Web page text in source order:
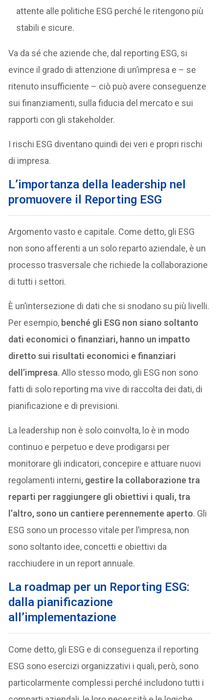
attente alle politiche ESG perché le ritengono più
stabili e sicure.
Va da sé che aziende che, dal reporting ESG, si
evince il grado di attenzione di un’impresa e – se
ritenuto insufficiente – ciò può avere conseguenze
sui finanziamenti, sulla fiducia del mercato e sui
rapporti con gli stakeholder.
I rischi ESG diventano quindi dei veri e propri rischi
di impresa.
L’importanza della leadership nel
promuovere il Reporting ESG
Argomento vasto e capitale. Come detto, gli ESG
non sono afferenti a un solo reparto aziendale, è un
processo trasversale che richiede la collaborazione
di tutti i settori.
È un’intersezione di dati che si snodano su più livelli.
Per esempio, benché gli ESG non siano soltanto
dati economici o finanziari, hanno un impatto
diretto sui risultati economici e finanziari
dell’impresa. Allo stesso modo, gli ESG non sono
fatti di solo reporting ma vive di raccolta dei dati, di
pianificazione e di previsioni.
La leadership non è solo coinvolta, lo è in modo
continuo e perpetuo e deve prodigarsi per
monitorare gli indicatori, concepire e attuare nuovi
regolamenti interni, gestire la collaborazione tra
reparti per raggiungere gli obiettivi i quali, tra
l’altro, sono un cantiere perennemente aperto. Gli
ESG sono un processo vitale per l’impresa, non
sono soltanto idee, concetti e obiettivi da
racchiudere in un report annuale.
La roadmap per un Reporting ESG:
dalla pianificazione
all’implementazione
Come detto, gli ESG e di conseguenza il reporting
ESG sono esercizi organizzativi i quali, però, sono
particolarmente complessi perché includono tutti i